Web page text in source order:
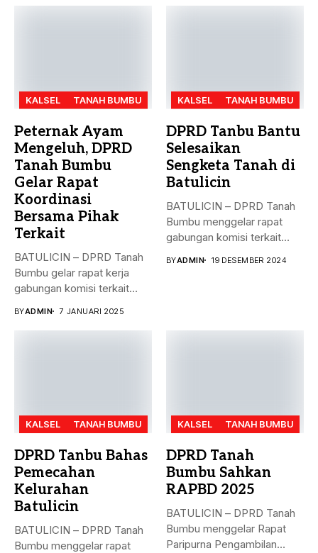
KALSEL TANAH BUMBU
Peternak Ayam
Mengeluh, DPRD
Tanah Bumbu
Gelar Rapat
Koordinasi
Bersama Pihak
Terkait
BATULICIN – DPRD Tanah
Bumbu gelar rapat kerja
gabungan komisi terkait
BYADMIN 7 JANUARI 2025
KALSEL TANAH BUMBU
DPRD Tanbu Bantu
Selesaikan
Sengketa Tanah di
Batulicin
BATULICIN – DPRD Tanah
Bumbu menggelar rapat
gabungan komisi terkait
BYADMIN 19 DESEMBER 2024
KALSEL TANAH BUMBU
DPRD Tanbu Bahas
Pemecahan
Kelurahan
Batulicin
BATULICIN – DPRD Tanah
Bumbu menggelar rapat
KALSEL TANAH BUMBU
DPRD Tanah
Bumbu Sahkan
RAPBD 2025
BATULICIN – DPRD Tanah
Bumbu menggelar Rapat
Paripurna Pengambilan